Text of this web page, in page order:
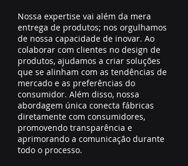
Nossa expertise vai além da mera
entrega de produtos; nos orgulhamos
de nossa capacidade de inovar. Ao
colaborar com clientes no design de
produtos, ajudamos a criar soluções
que se alinham com as tendências de
mercado e as preferências do
consumidor. Além disso, nossa
abordagem única conecta fábricas
diretamente com consumidores,
promovendo transparência e
aprimorando a comunicação durante
todo o processo.